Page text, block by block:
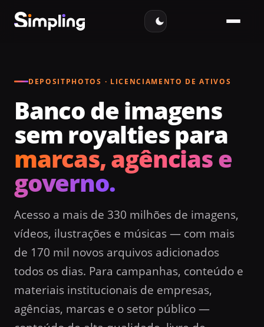
DEPOSITPHOTOS · LICENCIAMENTO DE ATIVOS
Banco de imagens
sem royalties para
marcas, agências e
governo.
Acesso a mais de 330 milhões de imagens,
vídeos, ilustrações e músicas — com mais
de 170 mil novos arquivos adicionados
todos os dias. Para campanhas, conteúdo e
materiais institucionais de empresas,
agências, marcas e o setor público —